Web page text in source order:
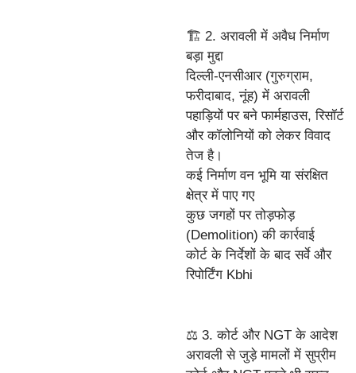
🏗️ 2. अरावली में अवैध निर्माण
बड़ा मुद्दा
दिल्ली-एनसीआर (गुरुग्राम,
फरीदाबाद, नूंह) में अरावली
पहाड़ियों पर बने फार्महाउस, रिसॉर्ट
और कॉलोनियों को लेकर विवाद
तेज है।
कई निर्माण वन भूमि या संरक्षित
क्षेत्र में पाए गए
कुछ जगहों पर तोड़फोड़
(Demolition) की कार्रवाई
कोर्ट के निर्देशों के बाद सर्वे और
रिपोर्टिंग Kbhi
⚖️ 3. कोर्ट और NGT के आदेश
अरावली से जुड़े मामलों में सुप्रीम